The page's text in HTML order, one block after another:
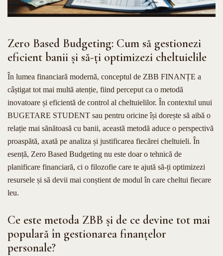
Zero Based Budgeting: Cum să gestionezi
eficient banii și să-ți optimizezi cheltuielile
În lumea financiară modernă, conceptul de ZBB FINANȚE a
câștigat tot mai multă atenție, fiind perceput ca o metodă
inovatoare și eficientă de control al cheltuielilor. În contextul unui
BUGETARE STUDENT sau pentru oricine își dorește să aibă o
relație mai sănătoasă cu banii, această metodă aduce o perspectivă
proaspătă, axată pe analiza și justificarea fiecărei cheltuieli. În
esență, Zero Based Budgeting nu este doar o tehnică de
planificare financiară, ci o filozofie care te ajută să-ți optimizezi
resursele și să devii mai conștient de modul în care cheltui fiecare
leu.
Ce este metoda ZBB și de ce devine tot mai
populară în gestionarea finanțelor
personale?